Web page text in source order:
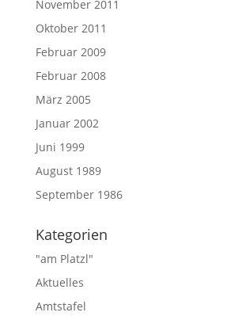
November 2011
Oktober 2011
Februar 2009
Februar 2008
März 2005
Januar 2002
Juni 1999
August 1989
September 1986
Kategorien
"am Platzl"
Aktuelles
Amtstafel